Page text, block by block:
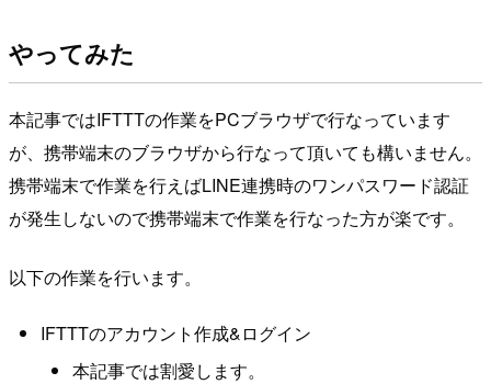
やってみた
本記事ではIFTTTの作業をPCブラウザで行なっています
が、携帯端末のブラウザから行なって頂いても構いません。
携帯端末で作業を行えばLINE連携時のワンパスワード認証
が発生しないので携帯端末で作業を行なった方が楽です。
以下の作業を行います。
IFTTTのアカウント作成&ログイン
本記事では割愛します。